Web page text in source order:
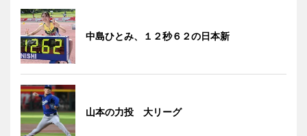
中島ひとみ、１２秒６２の日本新
山本の力投 大リーグ